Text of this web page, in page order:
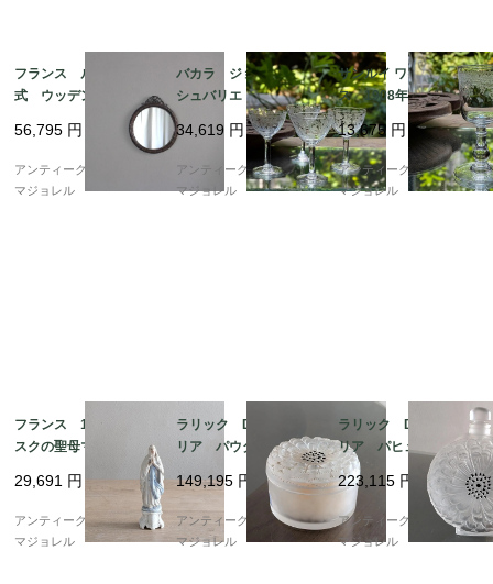
フランス ルイ16世様
式 ウッデンミラー 6
56,795 円
アンティークギャラリー
マジョレル
バカラ ジョルジュ・
シュバリエ フォント
ネー ローズ柄 グラ
ス 105mm 7952
34,619 円
アンティークギャラリー
マジョレル
サンルイ ワイングラ
ス 1908年カタログ掲
載 115mm 7954
13,675 円
アンティークギャラリー
マジョレル
フランス 19世紀 ビ
スクの聖母マリア像 7
29,691 円
アンティークギャラリー
マジョレル
ラリック Dahlia ダ
リア パウダーケー
149,195 円
アンティークギャラリー
マジョレル
ラリック Dahlia ダ
リア パヒュームボト
ル 香水瓶 7095
223,115 円
アンティークギャラリー
マジョレル